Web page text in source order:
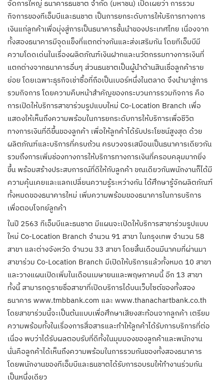
จัดการใหญ่ ธนาคารธนชาต จำกัด (มหาชน) เปิดเผยว่า การรวม
กิจการของทีเอ็มบีและธนชาต เป็นการยกระดับการให้บริการทางการ
เงินแก่ลูกค้าเพื่อมุ่งสู่การเป็นธนาคารชั้นนำของประเทศไทย เนื่องจาก
ทั้งสองธนาคารมีจุดแข็งที่แตกต่างกันและส่งเสริมกัน โดยทีเอ็มบีมี
ความโดดเด่นในเรื่องผลิตภัณฑ์เงินฝากและนวัตกรรมทางการเงินที่
แตกต่างจากธนาคารอื่นๆ ส่วนธนชาตเป็นผู้นำด้านสินเชื่อลูกค้าราย
ย่อย โดยเฉพาะธุรกิจเช่าซื้อที่ถือเป็นเบอร์หนึ่งในตลาด จึงนำมาสู่การ
รวมกิจการ โดยความคืบหน้าสำคัญของกระบวนการรวมกิจการ คือ
การเปิดให้บริการสาขาร่วมรูปแบบใหม่ Co-Location Branch เพื่อ
แสดงให้เห็นถึงความพร้อมในการยกระดับการให้บริการเพื่อชีวิต
ทางการเงินที่ดีขึ้นของลูกค้า เพื่อให้ลูกค้าได้รับประโยชน์สูงสุด ด้วย
ผลิตภัณฑ์และบริการที่ครบถ้วน ครบวงจรเสมือนเป็นธนาคารเดียวกัน
รวมถึงการเพิ่มช่องทางการให้บริการทางการเงินที่ครอบคลุมมากยิ่ง
ขึ้น พร้อมสร้างประสบการณ์ที่ดีให้กับลูกค้า ขณเดียวกันพนักงานก็ได้มี
ความคุ้นเคยและแลกเปลี่ยนความรู้ระหว่างกัน ได้ศึกษารู้จักผลิตภัณฑ์
ทั้งหมดของธนาคารใหม่ เพิ่มความพร้อมของธนาคารในการบริการ
เพื่อตอบโจทย์ลูกค้า
ในปี 2563 ทีเอ็มบีและธนชาต มีแผนจะเปิดให้บริการสาขาร่วมรูปแบบ
ใหม่ Co-Location Branch จำนวน 91 สาขา ในกรุงเทพ จำนวน 58
สาขา และต่างจังหวัด จำนวน 33 สาขา โดยสิ้นเดือนมีนาคมที่ผ่านมา
สาขาร่วม Co-Location Branch มีเปิดให้บริการแล้วทั้งหมด 10 สาขา
และวางแผนเปิดเพิ่มในเดือนเมษายนและพฤษภาคมนี้ อีก 13 สาขา
ทั้งนี้ สามารถดูรายชื่อสาขาที่เปิดบริการได้บนเว็บไซต์ของทั้งสอง
ธนาคาร www.tmbbank.com และ www.thanachartbank.co.th
โดยสาขาร่วมนี้จะเป็นต้นแบบเพื่อศึกษาเสียงสะท้อนจากลูกค้า เตรียม
ความพร้อมทั้งในเรื่องการสื่อสารและทำให้ลูกค้าได้รับการบริการที่ต่อ
เนื่อง พบว่าได้รับผลตอบรับที่ดีทั้งในมุมมองของลูกค้าและพนักงาน
นั่นคือลูกค้าได้เห็นถึงความพร้อมในการรวมกันของทั้งสองธนาคาร
โดยพนักงานของทีเอ็มบีและธนชาตได้รับการอบรมให้ทำงานร่วมกัน
เป็นหนึ่งเดียว